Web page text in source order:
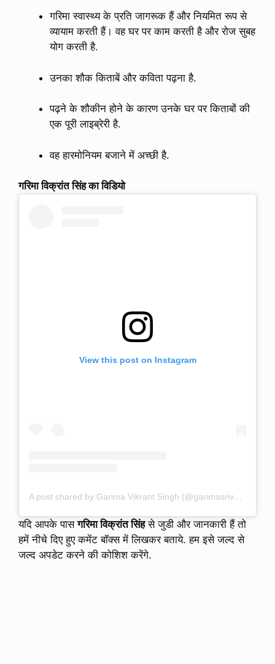
गरिमा स्वास्थ्य के प्रति जागरूक हैं और नियमित रूप से
व्यायाम करती हैं। वह घर पर काम करती है और रोज सुबह
योग करती है.
उनका शौक किताबें और कविता पढ़ना है.
पढ़ने के शौकीन होने के कारण उनके घर पर किताबों की
एक पूरी लाइब्रेरी है.
वह हारमोनियम बजाने में अच्छी है.
गरिमा विक्रांत सिंह का विडियो
View this post on Instagram
A post shared by Garima Vikrant Singh (@garimasrivastav9)
यदि आपके पासगरिमा विक्रांत सिंहसे जुडी और जानकारी हैं तो
हमें नीचे दिए हुए कमेंट बॉक्स में लिखकर बताये. हम इसे जल्द से
जल्द अपडेट करने की कोशिश करेंगे.